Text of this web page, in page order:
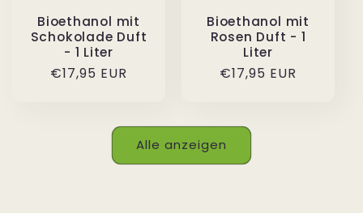
Bioethanol mit
Schokolade Duft
- 1 Liter
Normaler
€17,95 EUR
Bioethanol mit
Rosen Duft - 1
Liter
Normaler
€17,95 EUR
Alle anzeigen